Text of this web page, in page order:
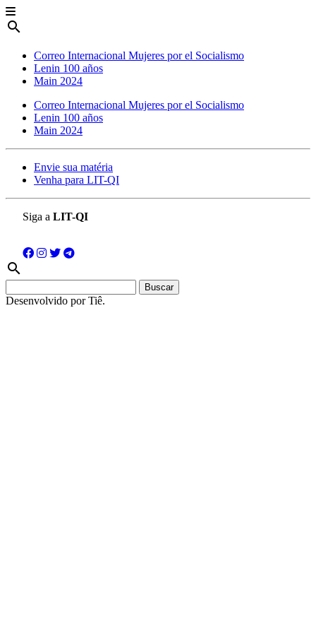
search
Correo Internacional Mujeres por el Socialismo
Lenin 100 años
Main 2024
Correo Internacional Mujeres por el Socialismo
Lenin 100 años
Main 2024
Envie sua matéria
Venha para LIT-QI
Siga a LIT-QI
search
Desenvolvido por Tiê.